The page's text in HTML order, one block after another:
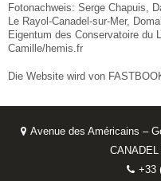
Unsere Angebote
Anreise Und
Fotonachweis: Serge Chapuis,
Le Rayol-Canadel-sur-Mer,
Eigentum des Conservatoire du
Camille/hemis.fr
Die Website wird von
Avenue des Américains –
+33